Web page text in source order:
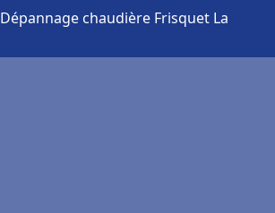
chaudière Frisquet La